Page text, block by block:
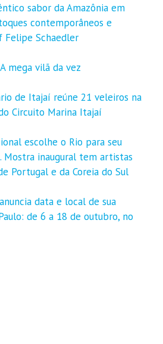
sabor da Amazônia em
contemporâneos e
Felipe Schaedler
mega vilã da vez
de Itajaí reúne 21 veleiros na
Circuito Marina Itajaí
escolhe o Rio para seu
Mostra inaugural tem artistas
Portugal e da Coreia do Sul
data e local de sua
de 6 a 18 de outubro, no